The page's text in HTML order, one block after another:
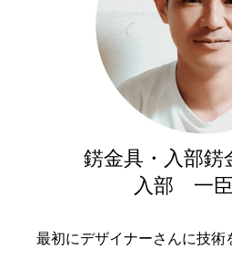
錺金具・入部錺
入部 一
最初にデザイナーさんに技術